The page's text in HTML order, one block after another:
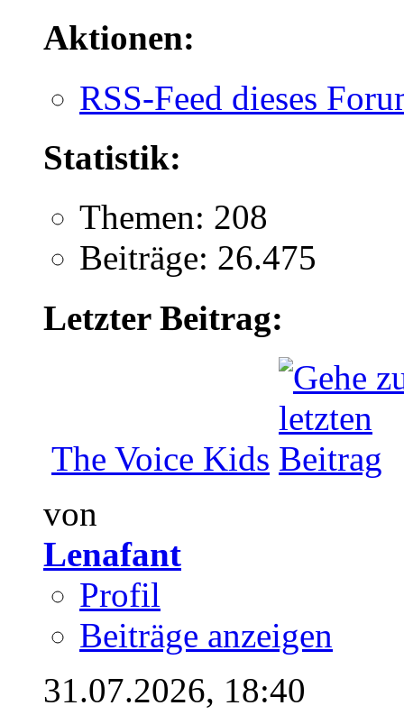
Aktionen:
RSS-Feed dieses
Statistik:
Themen: 208
Beiträge: 26.475
Letzter Beitrag:
The Voice Kids
von
Lenafant
Profil
Beiträge anzeigen
31.07.2026, 18:40